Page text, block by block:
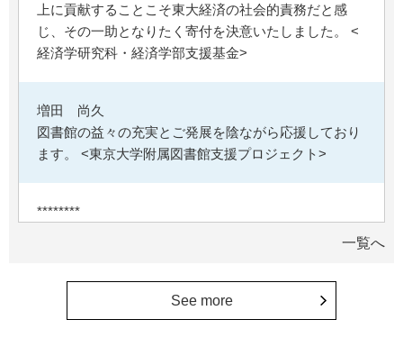
上に貢献することこそ東大経済の社会的責務だと感
じ、その一助となりたく寄付を決意いたしました。 <
経済学研究科・経済学部支援基金>
増田 尚久
図書館の益々の充実とご発展を陰ながら応援しており
ます。 <東京大学附属図書館支援プロジェクト>
********
植物は、実は植物同士全世界の植物で繋がっている。
植物が未来に繋がっている。 地球や室内の空気清浄、
る。 植物、素晴らしい。 世界の学会でも、子供たち
にも、植物の素晴らしさ、凄さを伝えていってほし
一覧へ
See more